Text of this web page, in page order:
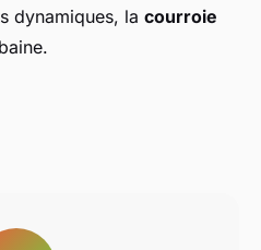
dynamiques, la courroie